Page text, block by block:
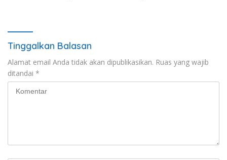
Tinggalkan Balasan
Alamat email Anda tidak akan dipublikasikan. Ruas yang wajib
ditandai *